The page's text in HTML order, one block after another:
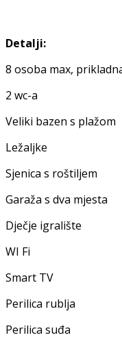
Detalji:
8 osoba max,
2 wc-a
Veliki bazen s plažom
Ležaljke
Sjenica s roštiljem
Garaža s dva mjesta
Dječje igralište
WI Fi
Smart TV
Perilica rublja
Perilica suđa